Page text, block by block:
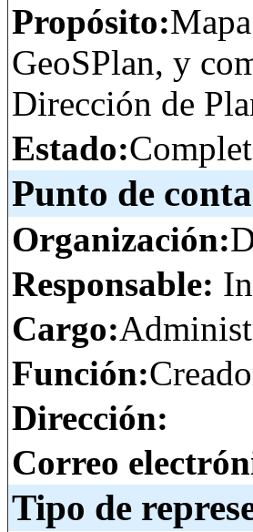
Propósito:
GeoSPlan, y
Dirección de
Estado:
Punto de
Organización:
Responsable:
Cargo:
Función:
Dirección:
Correo
Tipo de